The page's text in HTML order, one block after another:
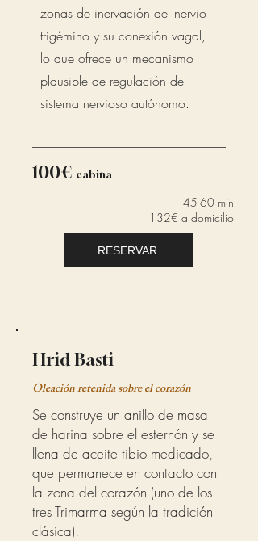
zonas de inervación del nervio
trigémino y su conexión vagal,
lo que ofrece un mecanismo
plausible de regulación del
sistema nervioso autónomo.
100€ cabina
45-60 min
132€ a domicilio
RESERVAR
Hrid Basti
Oleación retenida sobre el corazón
Se construye un anillo de masa
de harina sobre el esternón y se
llena de aceite tibio medicado,
que permanece en contacto con
la zona del corazón (uno de los
tres Trimarma según la tradición
clásica).